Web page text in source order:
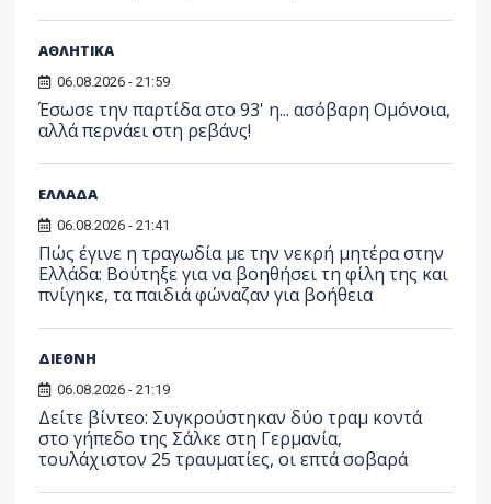
ΑΘΛΗΤΙΚΑ
06.08.2026 - 21:59
Έσωσε την παρτίδα στο 93' η... ασόβαρη Ομόνοια,
αλλά περνάει στη ρεβάνς!
ΕΛΛΑΔΑ
06.08.2026 - 21:41
Πώς έγινε η τραγωδία με την νεκρή μητέρα στην
Ελλάδα: Βούτηξε για να βοηθήσει τη φίλη της και
πνίγηκε, τα παιδιά φώναζαν για βοήθεια
ΔΙΕΘΝΗ
06.08.2026 - 21:19
Δείτε βίντεο: Συγκρούστηκαν δύο τραμ κοντά
στο γήπεδο της Σάλκε στη Γερμανία,
τουλάχιστον 25 τραυματίες, οι επτά σοβαρά